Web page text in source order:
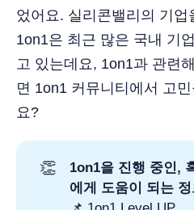
었어요. 실리콘밸리의 기업
1on1은 최근 많은 국내 기
고 있는데요, 1on1과 관련
면 1on1 커뮤니티에서 고
요?
👏
1on1을 진행 중인,
에게 도움이 되는